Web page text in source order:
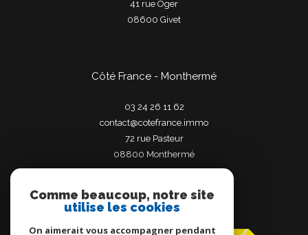
41 rue Oger
08600
givet
Côté France - Monthermé
03 24 26 11 62
contact@cotefrance.immo
72 rue Pasteur
08800
monthermé
Adhérents
Comme beaucoup, notre site
utilise les cookies
On aimerait vous accompagner pendant